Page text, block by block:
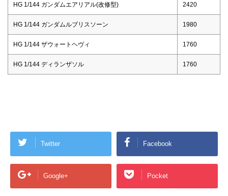
HG 1/144 ガンダムエアリアル(改修型) 2420
HG 1/144 ガンダムルブリスソーン 1980
HG 1/144 ザウォートヘヴィ 1760
HG 1/144 ディランザソル 1760
Twitter Facebook
Google+ Pocket